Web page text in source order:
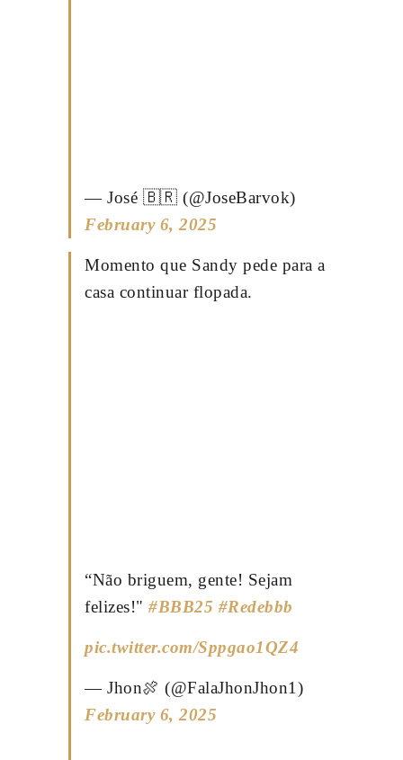
— José 🇧🇷 (@JoseBarvok)
February 6, 2025
Momento que Sandy pede para a
casa continuar flopada.
“Não briguem, gente! Sejam
felizes!" #BBB25 #Redebbb
pic.twitter.com/Sppgao1QZ4
— Jhon🍖 (@FalaJhonJhon1)
February 6, 2025